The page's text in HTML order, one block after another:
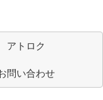
アトロク
問い合わせ